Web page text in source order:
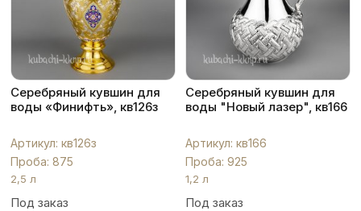
Серебряный кувшин для
воды «Финифть», кв126з
Артикул: кв126з
Проба: 875
2,5 л
Под заказ
Серебряный кувшин для
воды "Новый лазер", кв166
Артикул: кв166
Проба: 925
1,2 л
Под заказ